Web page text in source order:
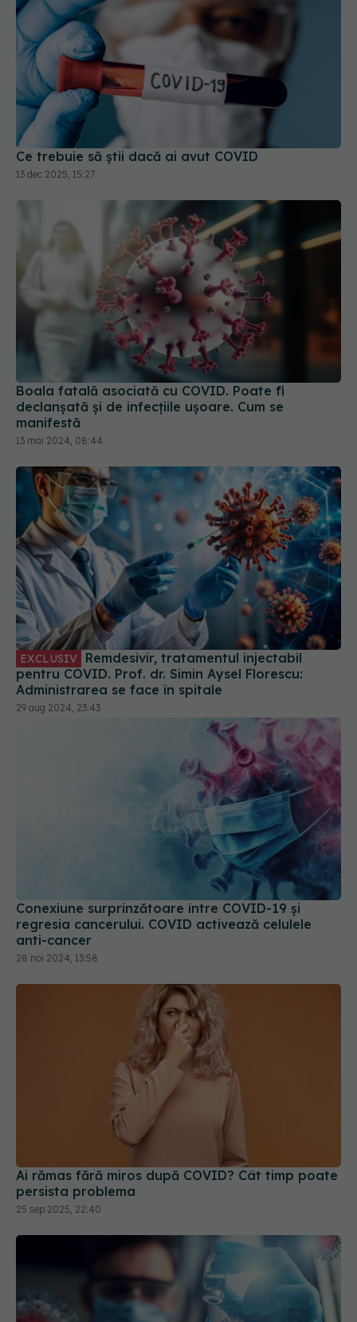
Ce trebuie să știi dacă ai avut COVID
13 dec 2025, 15:27
Boala fatală asociată cu COVID. Poate fi
declanșată și de infecțiile ușoare. Cum se
manifestă
13 mai 2024, 08:44
EXCLUSIV
pentru COVID. Prof. dr. Simin Aysel Florescu:
Administrarea se face în spitale
29 aug 2024, 23:43
Conexiune surprinzătoare între COVID-19 și
regresia cancerului. COVID activează celulele
anti-cancer
28 noi 2024, 13:58
Ai rămas fără miros după COVID? Cât timp poate
persista problema
25 sep 2025, 22:40